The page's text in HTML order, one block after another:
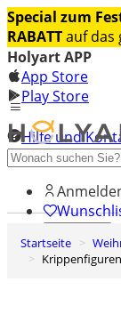
Special zum
RABATTauf das
Holyart APP
App Store
Play Store
Hilfe und
Entdecken Sie
0
Warenkorb
Startseite